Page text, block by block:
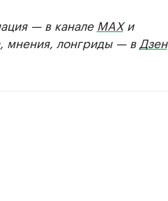
— в канале MAXи
мнения, лонгриды — в Дзен